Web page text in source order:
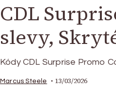
CDL
slevy,
Kódy CDL Surprise Promo
Marcus Steele 13/03/2026